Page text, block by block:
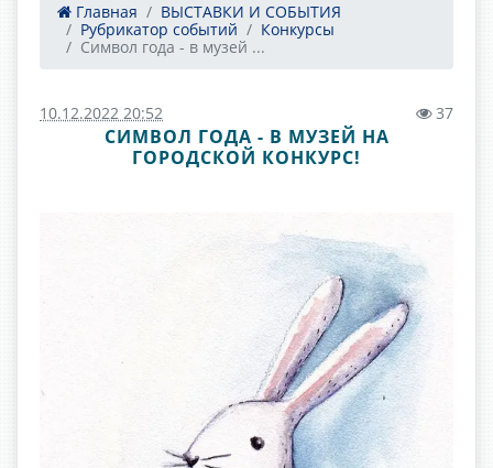
Главная
ВЫСТАВКИ И СОБЫТИЯ
Рубрикатор событий
Конкурсы
Символ года - в музей ...
10.12.2022 20:52 37
СИМВОЛ ГОДА - В МУЗЕЙ НА
ГОРОДСКОЙ КОНКУРС!